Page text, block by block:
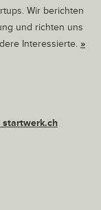
Wir berichten
und richten uns
Interessierte. »
startwerk.ch